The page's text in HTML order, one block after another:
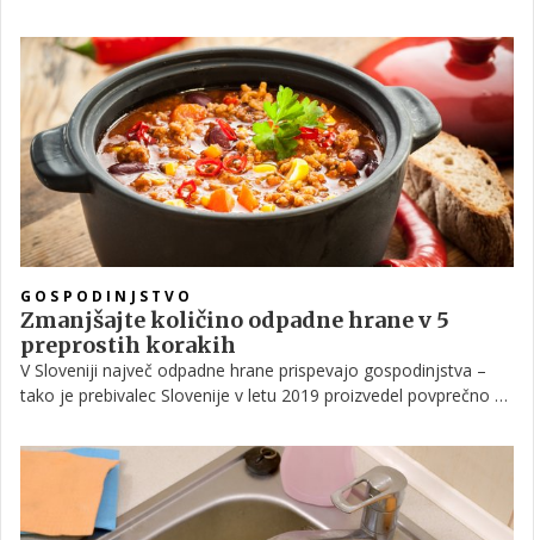
GOSPODINJSTVO
Zmanjšajte količino odpadne hrane v 5
preprostih korakih
V Sloveniji največ odpadne hrane prispevajo gospodinjstva –
tako je prebivalec Slovenije v letu 2019 proizvedel povprečno za
kilogramov prehrambenih odpadkov. A tega ni treba. Poglejte,
kako zmanjšati odpadke.